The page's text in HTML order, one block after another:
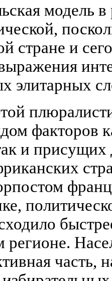
модель
стране и
элитарных
факторов
и
часть,